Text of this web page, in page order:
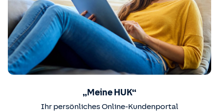
„Meine HUK“
Ihr persönliches Online-Kundenportal